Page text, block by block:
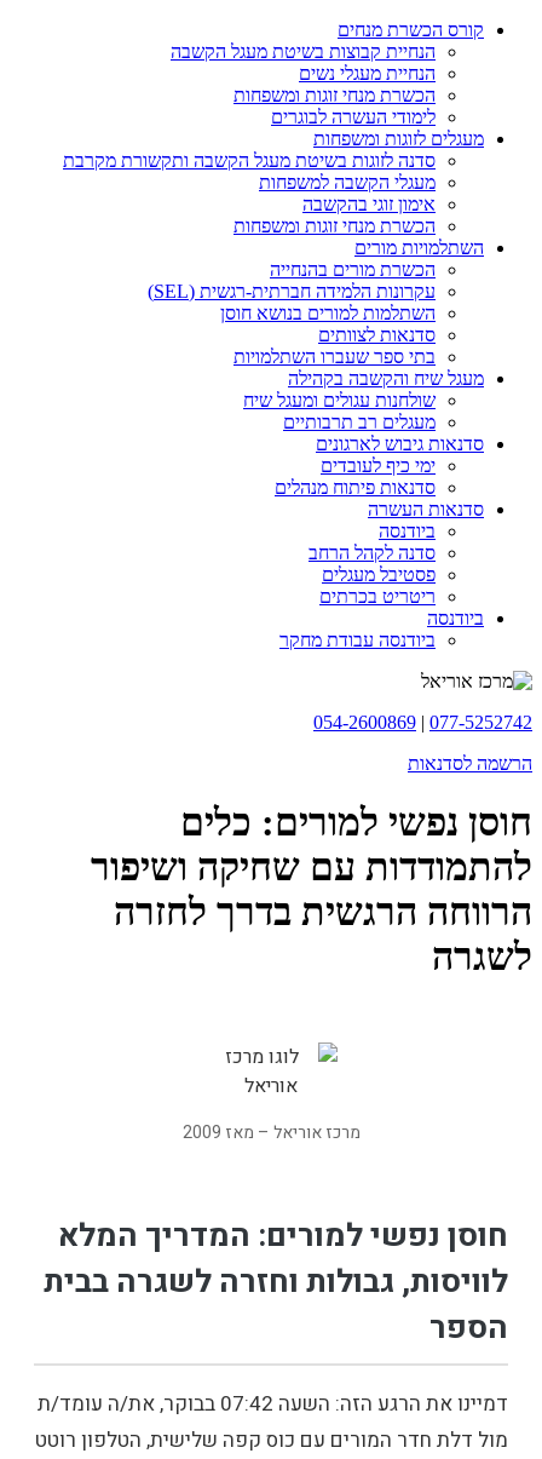
קורס הכשרת מנחים
הנחיית קבוצות בשיטת מעגל הקשבה
הנחיית מעגלי נשים
הכשרת מנחי זוגות ומשפחות
לימודי העשרה לבוגרים
מעגלים לזוגות ומשפחות
סדנה לזוגות בשיטת מעגל הקשבה ותקשורת מקרבת
מעגלי הקשבה למשפחות
אימון זוגי בהקשבה
הכשרת מנחי זוגות ומשפחות
השתלמויות מורים
הכשרת מורים בהנחייה
עקרונות הלמידה חברתית-רגשית (SEL)
השתלמות למורים בנושא חוסן
סדנאות לצוותים
בתי ספר שעברו השתלמויות
מעגל שיח והקשבה בקהילה
שולחנות עגולים ומעגל שיח
מעגלים רב תרבותיים
סדנאות גיבוש לארגונים
ימי כיף לעובדים
סדנאות פיתוח מנהלים
סדנאות העשרה
ביודנסה
סדנה לקהל הרחב
פסטיבל מעגלים
ריטריט בכרתים
ביודנסה
ביודנסה עבודת מחקר
077-5252742
|
054-2600869
הרשמה לסדנאות
חוסן נפשי למורים: כלים
להתמודדות עם שחיקה ושיפור
הרווחה הרגשית בדרך לחזרה
לשגרה
מרכז אוריאל – מאז 2009
חוסן נפשי למורים: המדריך המלא
לוויסות, גבולות וחזרה לשגרה בבית
הספר
דמיינו את הרגע הזה: השעה 07:42 בבוקר, את/ה עומד/ת
מול דלת חדר המורים עם כוס קפה שלישית, הטלפון רוטט